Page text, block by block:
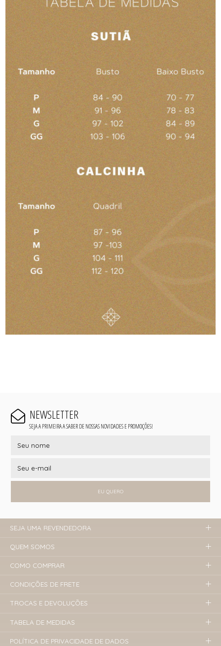
NEWSLETTER
SEJA A PRIMEIRA A SABER DE NOSSAS NOVIDADES E PROMOÇÕES!
EU QUERO
SEJA UMA REVENDEDORA
QUEM SOMOS
COMO COMPRAR
CONDIÇÕES DE FRETE
TROCAS E DEVOLUÇÕES
TABELA DE MEDIDAS
POLÍTICA DE PRIVACIDADE DE DADOS